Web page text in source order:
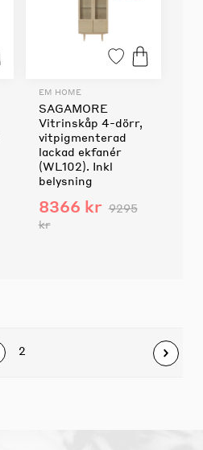
EM HOME
SAGAMORE
Vitrinskåp 4-dörr,
vitpigmenterad
lackad ekfanér
(WL102). Inkl
belysning
8366 kr 9295
kr
2